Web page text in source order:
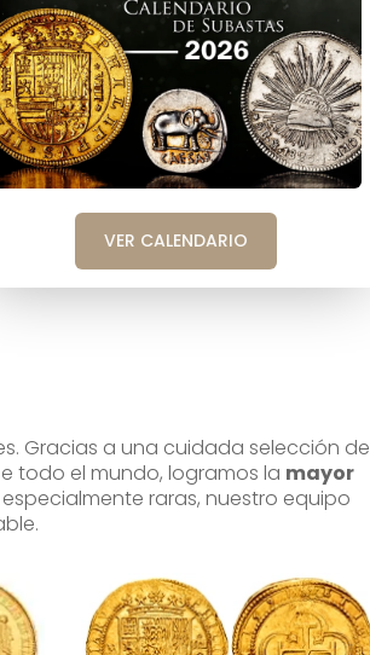
VER CALENDARIO
Gracias a una cuidada selección de
todo el mundo, logramos la mayor
raras, nuestro equipo